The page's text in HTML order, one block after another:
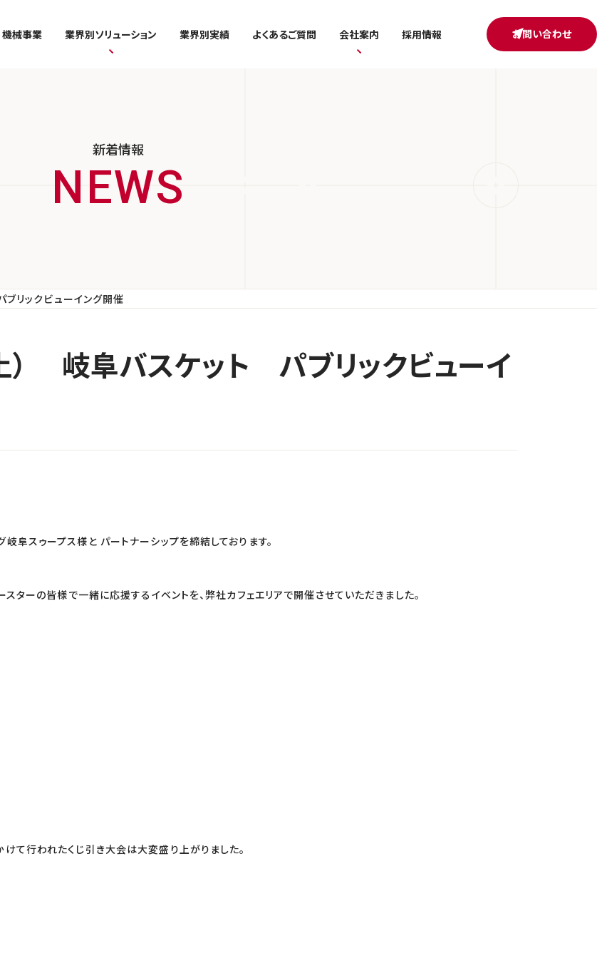
機械事業 業界別ソリューション 業界別実績 よくあるご質問 会社案内 採用情報 お問い合わせ
新着情報
ックビューイング開催
岐阜バスケット パブリックビューイ
阜スゥープス様と パートナーシップを締結しております。
ターの皆様で一緒に応援するイベントを、弊社カフェエリアで開催させていただきました。
けて行われたくじ引き大会は大変盛り上がりました。